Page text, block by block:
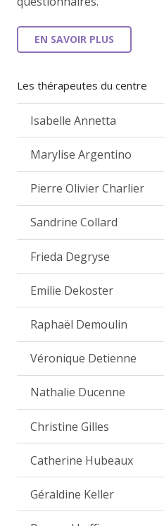
EN SAVOIR PLUS
Les thérapeutes du centre
Isabelle Annetta
Marylise Argentino
Pierre Olivier Charlier
Sandrine Collard
Frieda Degryse
Emilie Dekoster
Raphaël Demoulin
Véronique Detienne
Nathalie Ducenne
Christine Gilles
Catherine Hubeaux
Géraldine Keller